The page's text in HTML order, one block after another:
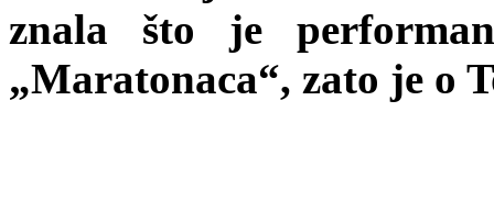
znala što je
„Maratonaca“, zato je o